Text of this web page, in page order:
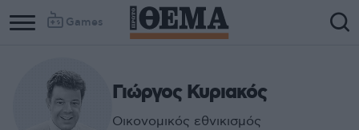
Games
Γιώργος Κυριακός
Oικονομικός εθνικισμός